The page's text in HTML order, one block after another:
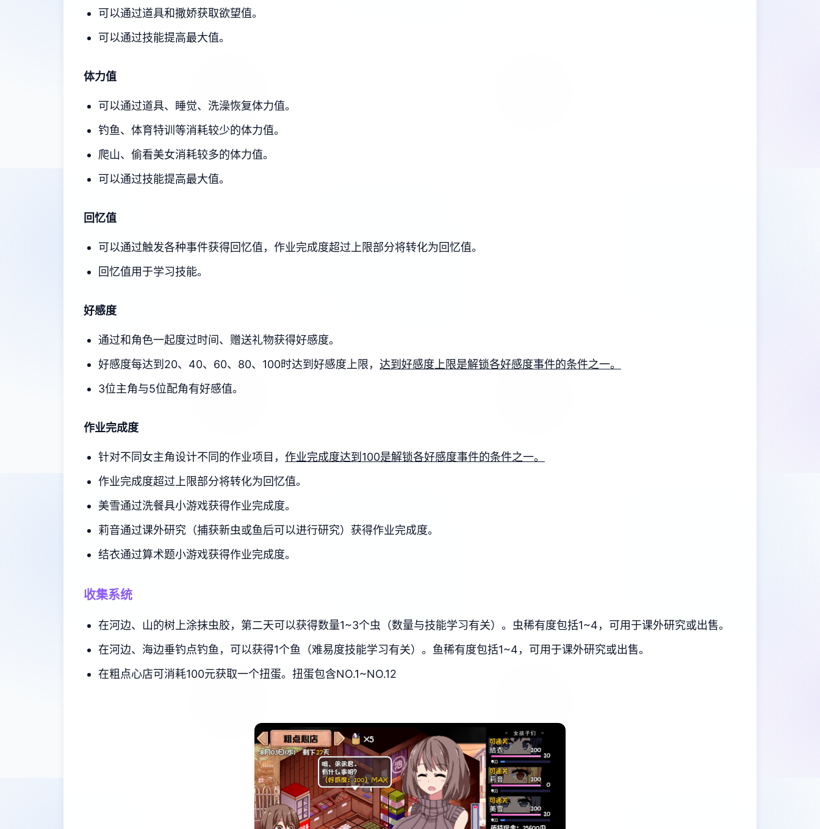
可以通过道具和撒娇获取欲望值。
可以通过技能提高最大值。
体力值
可以通过道具、睡觉、洗澡恢复体力值。
钓鱼、体育特训等消耗较少的体力值。
爬山、偷看美女消耗较多的体力值。
可以通过技能提高最大值。
回忆值
可以通过触发各种事件获得回忆值，作业完成度超过上限部分将转化为回忆值。
回忆值用于学习技能。
好感度
通过和角色一起度过时间、赠送礼物获得好感度。
好感度每达到20、40、60、80、100时达到好感度上限， 达到好感度上限是解锁各好感度事件的条件之一。
3位主角与5位配角有好感值。
作业完成度
针对不同女主角设计不同的作业项目， 作业完成度达到100是解锁各好感度事件的条件之一。
作业完成度超过上限部分将转化为回忆值。
美雪通过洗餐具小游戏获得作业完成度。
莉音通过课外研究（捕获新虫或鱼后可以进行研究）获得作业完成度。
结衣通过算术题小游戏获得作业完成度。
收集系统
在河边、山的树上涂抹虫胶，第二天可以获得数量1~3个虫（数量与技能学习有关）。虫稀有度包括1~4，可用于课外研究或出售。
在河边、海边垂钓点钓鱼，可以获得1个鱼（难易度技能学习有关）。鱼稀有度包括1~4，可用于课外研究或出售。
在粗点心店可消耗100元获取一个扭蛋。扭蛋包含NO.1~NO.12